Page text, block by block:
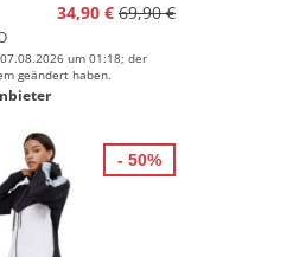
34,90 € 69,90 €
um 01:18; der
geändert haben.
- 50%